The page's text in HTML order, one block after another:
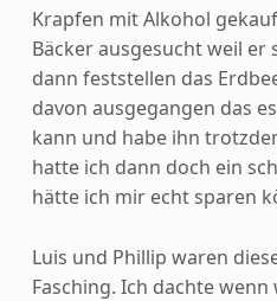
Krapfen mit Alkohol
Bäcker ausgesucht weil er
dann feststellen das
davon ausgegangen das
kann und habe ihn
hatte ich dann doch ein
hätte ich mir echt sparen
Luis und Phillip waren
Fasching. Ich dachte